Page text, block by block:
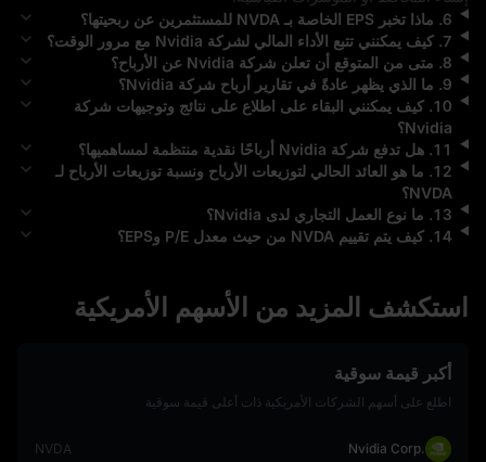
6
. ماذا تخبر EPS الخاصة بـ NVDA للمستثمرين عن ربحيتها؟
7
. كيف يمكنني تتبع الأداء المالي لشركة Nvidia مع مرور الوقت؟
8
. متى من المتوقع أن تعلن شركة Nvidia عن الأرباح؟
9
. ما الذي يظهر عادةً في تقارير أرباح شركة Nvidia؟
10
. كيف يمكنني البقاء على اطلاع على نتائج وتوجيهات شركة
Nvidia؟
11
. هل تدفع شركة Nvidia أرباحًا نقدية منتظمة لمساهميها؟
12
. ما هو العائد الحالي لتوزيعات الأرباح ونسبة توزيعات الأرباح لـ
NVDA؟
13
. ما نوع العمل التجاري لدى Nvidia؟
14
. كيف يتم تقييم NVDA من حيث معدل P/E وEPS؟
استكشف المزيد من الأسهم الأمريكية
أكبر قيمة سوقية
اطلع على أسهم الشركات الأمريكية ذات أعلى قيمة سوقية
Nvidia Corp.
NVDA